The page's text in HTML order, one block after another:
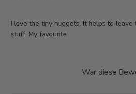
I love the tiny nuggets. It helps to
stuff. My favourite
War diese